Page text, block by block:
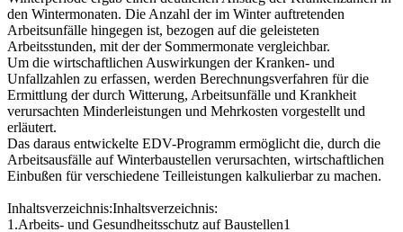
Die Analyse der Krankheits- und Unfallzahlen der Sommer- und
Winterperiode ergab einen deutlichen Anstieg der Krankenzahlen in
den Wintermonaten. Die Anzahl der im Winter auftretenden
Arbeitsunfälle hingegen ist, bezogen auf die geleisteten
Arbeitsstunden, mit der der Sommermonate vergleichbar.
Um die wirtschaftlichen Auswirkungen der Kranken- und
Unfallzahlen zu erfassen, werden Berechnungsverfahren für die
Ermittlung der durch Witterung, Arbeitsunfälle und Krankheit
verursachten Minderleistungen und Mehrkosten vorgestellt und
erläutert.
Das daraus entwickelte EDV-Programm ermöglicht die, durch die
Einbußen für verschiedene Teilleistungen kalkulierbar zu machen.